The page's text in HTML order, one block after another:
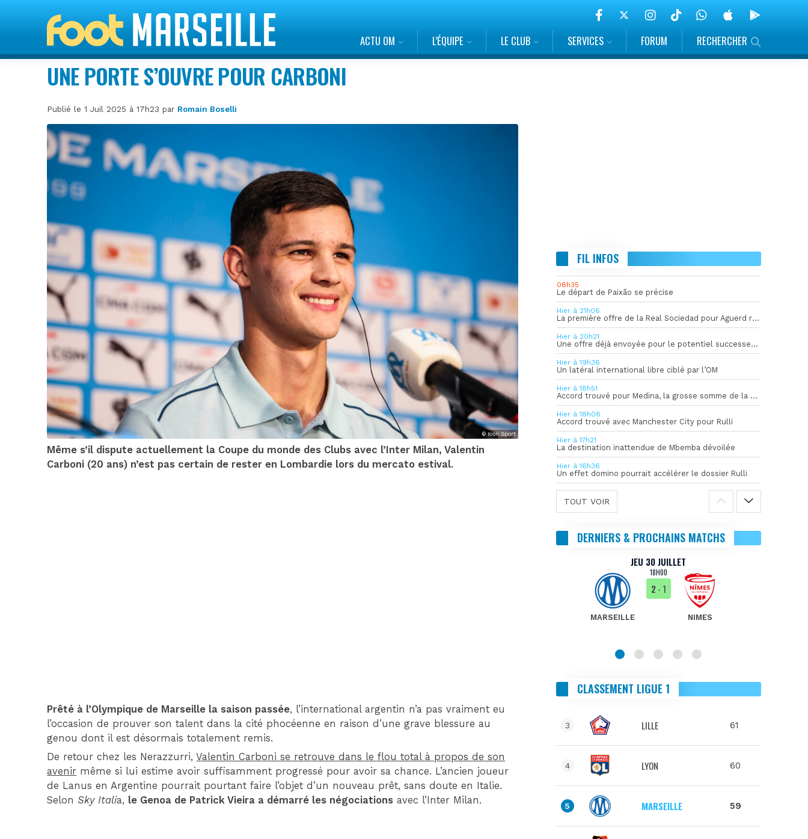
ACTU OM L’ÉQUIPE LE CLUB SERVICES FORUM RECHERCHER
UNE PORTE S’OUVRE POUR CARBONI
Publié le 1 Juil 2025 à 17h23 par Romain Boselli
© Icon Sport
Même s’il dispute actuellement la Coupe du monde des Clubs avec l’Inter Milan, Valentin
Carboni (20 ans) n’est pas certain de rester en Lombardie lors du mercato estival.
Prêté à l’Olympique de Marseille la saison passée, l’international argentin n’a pas vraiment eu
l’occasion de prouver son talent dans la cité phocéenne en raison d’une grave blessure au
genou dont il est désormais totalement remis.
De retour chez les Nerazzurri,Valentin Carboni se retrouve dans le flou total à propos de son
avenir même si lui estime avoir suffisamment progressé pour avoir sa chance. L’ancien joueur
de Lanus en Argentine pourrait pourtant faire l’objet d’un nouveau prêt, sans doute en Italie.
SelonSky Italia, le Genoa de Patrick Vieira a démarré les négociations avec l’Inter Milan.
FIL INFOS
08h35
Le départ de Paixão se précise
Hier à 21h06
La première offre de la Real Sociedad pour Aguerd refusée par l’OM
Hier à 20h21
Une offre déjà envoyée pour le potentiel successeur de Rulli
Hier à 19h36
Un latéral international libre ciblé par l’OM
Hier à 18h51
Accord trouvé pour Medina, la grosse somme de la vente dévoilée
Hier à 18h06
Accord trouvé avec Manchester City pour Rulli
Hier à 17h21
La destination inattendue de Mbemba dévoilée
Hier à 16h36
Un effet domino pourrait accélérer le dossier Rulli
TOUT VOIR
DERNIERS & PROCHAINS MATCHS
JEU 30 JUILLET
18H00
MARSEILLE
2- 1
NIMES
CLASSEMENT LIGUE 1
3 LILLE 61
4 LYON 60
5 MARSEILLE 59